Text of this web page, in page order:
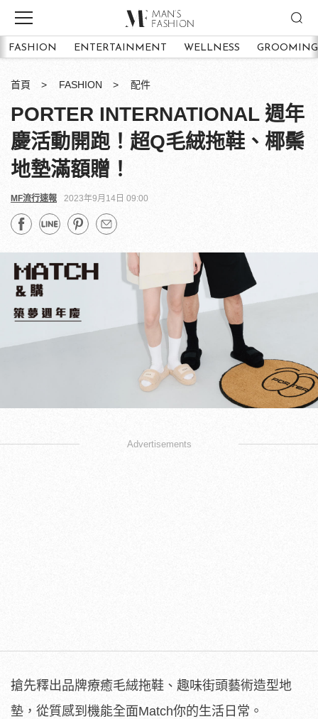
FASHION ENTERTAINMENT WELLNESS GROOMING
首頁 FASHION 配件
PORTER INTERNATIONAL 週年
慶活動開跑！超Q毛絨拖鞋、椰鬃
地墊滿額贈！
MF流行速報 2023年9月14日 09:00
Advertisements
搶先釋出品牌療癒毛絨拖鞋、趣味街頭藝術造型地
墊，從質感到機能全面Match你的生活日常。